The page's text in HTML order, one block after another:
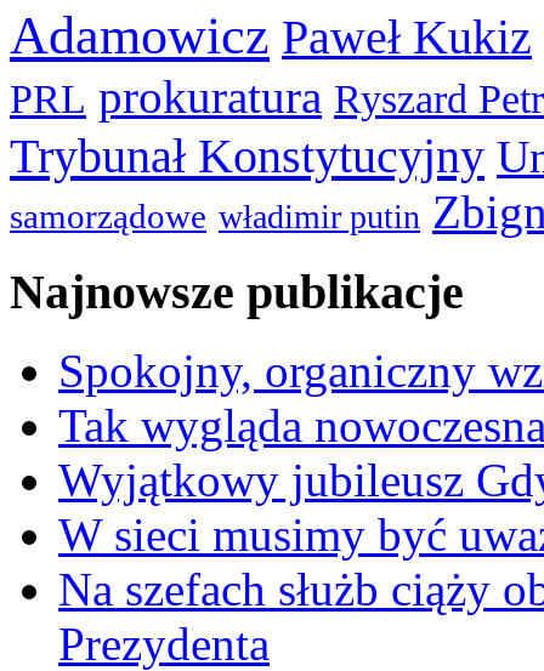
Adamowicz Paweł Kukiz
PRL prokuratura Ryszard
Trybunał Konstytucyjny
samorządowe władimir putin
Najnowsze publikacje
Spokojny, organiczny
Tak wygląda
Wyjątkowy jubileusz
W sieci musimy być
Na szefach służb ciąży
Prezydenta